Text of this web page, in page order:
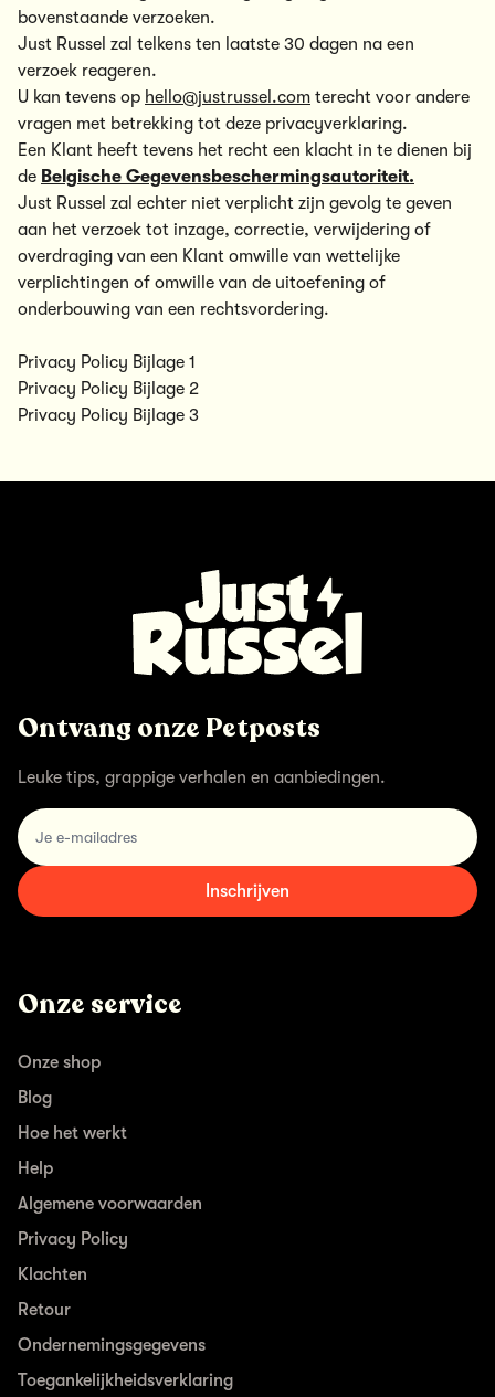
bovenstaande verzoeken.
Just Russel zal telkens ten laatste 30 dagen na een
verzoek reageren.
U kan tevens op hello@justrussel.com terecht voor andere
vragen met betrekking tot deze privacyverklaring.
Een Klant heeft tevens het recht een klacht in te dienen bij
de Belgische Gegevensbeschermingsautoriteit.
Just Russel zal echter niet verplicht zijn gevolg te geven
aan het verzoek tot inzage, correctie, verwijdering of
overdraging van een Klant omwille van wettelijke
verplichtingen of omwille van de uitoefening of
onderbouwing van een rechtsvordering.
Privacy Policy Bijlage 1
Privacy Policy Bijlage 2
Privacy Policy Bijlage 3
Ontvang onze Petposts
Leuke tips, grappige verhalen en aanbiedingen.
email
Inschrijven
Onze service
Onze shop
Blog
Hoe het werkt
Help
Algemene voorwaarden
Privacy Policy
Klachten
Retour
Ondernemingsgegevens
Toegankelijkheidsverklaring